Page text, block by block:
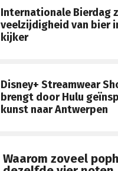
Internationale Bierdag
veelzijdigheid van bier
kijker
Disney+ Streamwear
brengt door Hulu
kunst naar Antwerpen
Waarom zoveel
dezelfde vier noten